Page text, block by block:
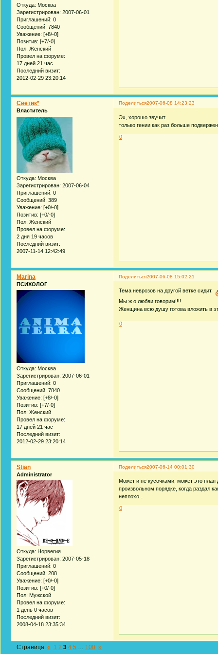
Откуда: Москва
Зарегистрирован: 2007-06-01
Приглашений: 0
Сообщений: 7840
Уважение: [+8/-0]
Позитив: [+7/-0]
Пол: Женский
Провел на форуме:
17 дней 21 час
Последний визит:
2012-02-29 23:20:14
Поделиться2007-06-08 14:23:23
Светик*
Властитель
Откуда: Москва
Зарегистрирован: 2007-06-04
Приглашений: 0
Сообщений: 389
Уважение: [+0/-0]
Позитив: [+0/-0]
Пол: Женский
Провел на форуме:
2 дня 19 часов
Последний визит:
2007-11-14 12:42:49
Эх, хорошо звучит.
только гении как раз больше
0
Поделиться2007-06-08 15:02:21
Marina
ПСИХОЛОГ
Откуда: Москва
Зарегистрирован: 2007-06-01
Приглашений: 0
Сообщений: 7840
Уважение: [+8/-0]
Позитив: [+7/-0]
Пол: Женский
Провел на форуме:
17 дней 21 час
Последний визит:
2012-02-29 23:20:14
Тема неврозов на другой ветке сидит.
Мы ж о любви говорим!!!!
Женщина всю душу готова вложить в
0
Поделиться2007-06-14 00:01:30
Stian
Administrator
Откуда: Норвегия
Зарегистрирован: 2007-05-18
Приглашений: 0
Сообщений: 208
Уважение: [+0/-0]
Позитив: [+0/-0]
Пол: Мужской
Провел на форуме:
1 день 0 часов
Последний визит:
2008-04-18 23:35:34
Может и не кусочками, может это план
произвольном порядке, когда раздал
неплохо...
0
Страница:« 1 2 3 4 5 … 100 »